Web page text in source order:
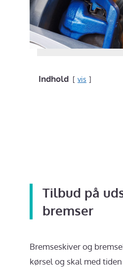
Indhold vis
Tilbud på u
bremser
Bremseskiver og
kørsel og skal med tiden